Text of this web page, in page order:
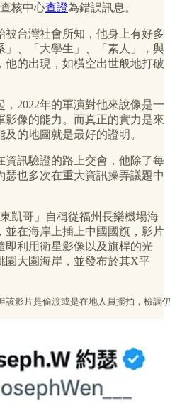
核中心查證為錯誤訊息。
台灣社會所知，他身上有好多
」、「大學生」、「素人」，與
的出現，如橫空出世般地打破
2022年的軍演對他來說像是一
像的能力。而真正的實力是來
的地圖就是最好的證明。
資訊驗證的路上交會，他除了每
瑟也多次在重大資訊操弄議題中
凱哥」自稱從福州長樂機場海
並在海岸上插上中國國旗，影片
即利用衛星影像以及旗桿的光
園大園海岸，並發布於其X平
該影片是偷渡或是在地人員擺拍，檢調